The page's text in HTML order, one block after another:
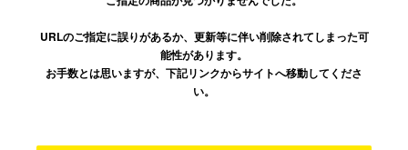
URLのご指定に誤りがあるか、更新等に伴い削除されてしまった可
能性があります。
お手数とは思いますが、下記リンクからサイトへ移動してくださ
い。